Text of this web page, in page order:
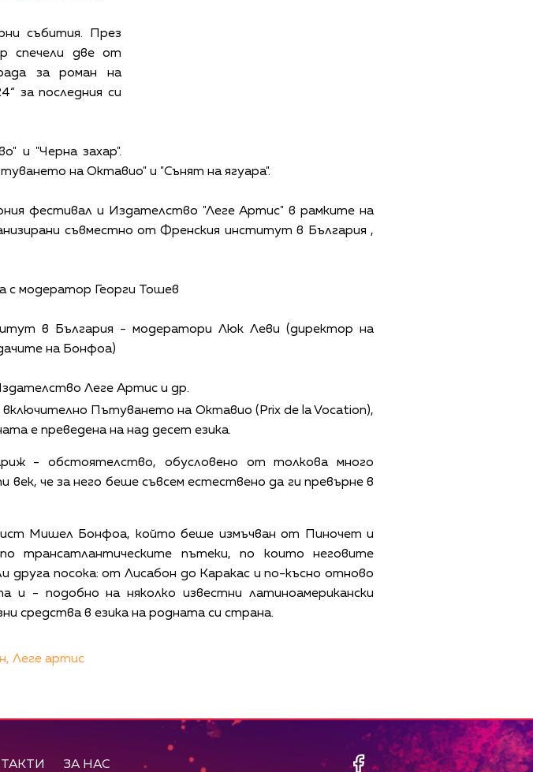
събития. През
спечели две от
за роман на
за последния си
и "Черна захар".
на Октавио" и "Сънят на ягуара".
фестивал и Издателство "Леге Артис" в рамките на
съвместно от Френския институт в България ,
модератор Георги Тошев
в България - модератори Люк Леви (директор на
на Бонфоа)
Леге Артис и др.
Пътуването на Октавио (Prix de la Vocation),
е преведена на над десет езика.
- обстоятелство, обусловено от толкова много
че за него беше съвсем естествено да ги превърне в
Мишел Бонфоа, който беше измъчван от Пиночет и
трансатлантическите пътеки, по които неговите
посока: от Лисабон до Каракас и по-късно отново
- подобно на няколко известни латиноамерикански
средства в езика на родната си страна.
Леге артис
ЗА НАС